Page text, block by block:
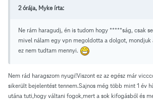
2 órája, Myke írta:
Ne rám haragudj, én is tudom hogy *****ság, csak
mivel nálam egy vpn megoldotta a dolgot, mondjuk
ez nem tudtam mennyi.
Nem rád haragszom nyugi!Viszont ez az egész már
sikerült bejelentést tennem.Sajnos még több mint 1 év
utána tuti,hogy váltani fogok,mert a sok kifogásból és